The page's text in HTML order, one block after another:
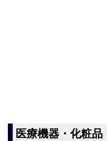
医療機器・化粧品